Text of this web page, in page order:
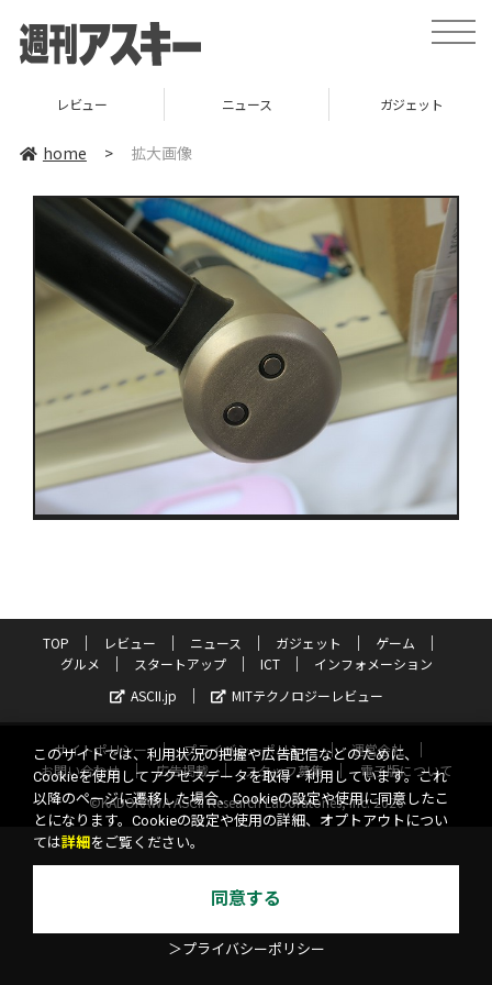
toggle
レビュー ニュース ガジェット
home > 拡大画像
TOP レビュー ニュース ガジェット
ゲーム
グルメ
スタートアップ ICT
インフォメーション
ASCII.jp
MITテクノロジーレビュー
サイトポリシー プライバシーポリシー
運営会社
お問い合わせ
広告掲載 スタッフ募集
電子版について
©KADOKAWA ASCII Research Laboratories, Inc. 2026
このサイトでは、利用状況の把握や広告配信などのために、
Cookieを使用してアクセスデータを取得・利用しています。これ
以降のページに遷移した場合、Cookieの設定や使用に同意したこ
とになります。Cookieの設定や使用の詳細、オプトアウトについ
ては詳細 をご覧ください。
同意する
＞プライバシーポリシー